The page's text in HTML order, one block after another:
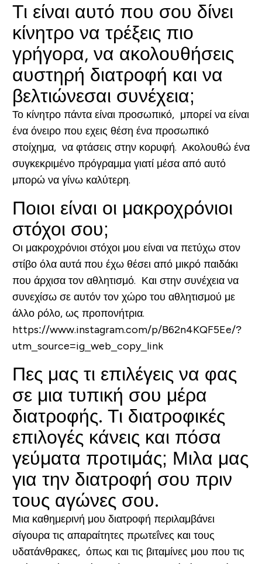
Τι είναι αυτό που σου δίνει
κίνητρο να τρέξεις πιο
γρήγορα, να ακολουθήσεις
αυστηρή διατροφή και να
βελτιώνεσαι συνέχεια;
Το κίνητρο πάντα είναι προσωπικό, μπορεί να είναι
ένα όνειρο που εχεις θέση ένα προσωπικό
στοίχημα, να φτάσεις στην κορυφή. Ακολουθώ ένα
συγκεκριμένο πρόγραμμα γιατί μέσα από αυτό
μπορώ να γίνω καλύτερη.
Ποιοι είναι οι μακροχρόνιοι
στόχοι σου;
Οι μακροχρόνιοι στόχοι μου είναι να πετύχω στον
στίβο όλα αυτά που έχω θέσει από μικρό παιδάκι
που άρχισα τον αθλητισμό. Και στην συνέχεια να
συνεχίσω σε αυτόν τον χώρο του αθλητισμού με
άλλο ρόλο, ως προπονήτρια.
https://www.instagram.com/p/B62n4KQF5Ee/?
utm_source=ig_web_copy_link
Πες μας τι επιλέγεις να φας
σε μια τυπική σου μέρα
διατροφής. Τι διατροφικές
επιλογές κάνεις και πόσα
γεύματα προτιμάς; Μιλα μας
για την διατροφή σου πριν
τους αγώνες σου.
Μια καθημερινή μου διατροφή περιλαμβάνει
σίγουρα τις απαραίτητες πρωτεΐνες και τους
υδατάνθρακες, όπως και τις βιταμίνες μου που τις